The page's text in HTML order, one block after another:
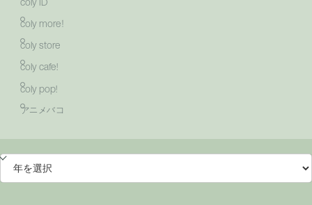
coly more！
coly store
coly cafe!
coly pop!
アニメバコ